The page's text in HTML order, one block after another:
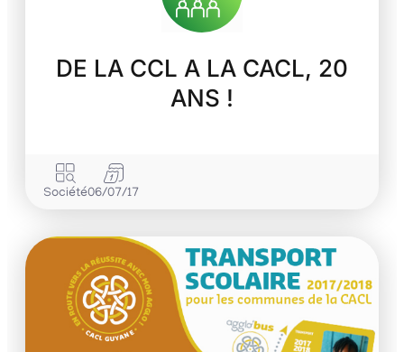
DE LA CCL A LA CACL, 20
ANS !
Société06/07/17